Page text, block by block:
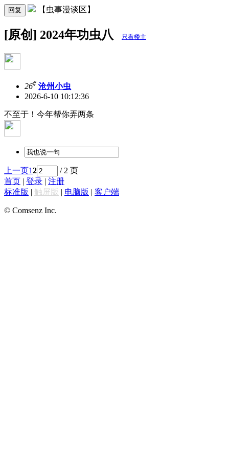
回复 【虫事漫谈区】
[原创] 2024年功虫八 只看楼主
26# 沧州小虫
2026-6-10 10:12:36
不至于！今年帮你弄两条
上一页12
/ 2 页
首页 | 登录 | 注册
标准版 | 触屏版 | 电脑版 | 客户端
© Comsenz Inc.